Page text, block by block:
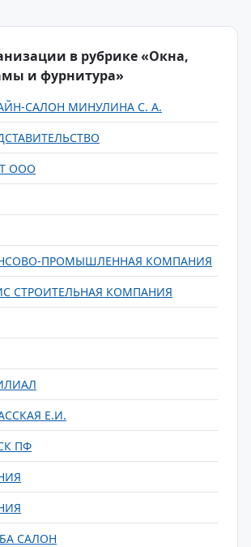
в рубрике «Окна,
и фурнитура»
САЛОН МИНУЛИНА С. А.
ООО
ПРОМЫШЛЕННАЯ КОМПАНИЯ
СТРОИТЕЛЬНАЯ КОМПАНИЯ
Е.И.
ПФ
САЛОН